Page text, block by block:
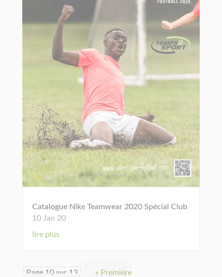
Catalogue Nike Teamwear 2020 Spécial Club
10 Jan 20
lire plus
Page 10 sur 13
« Première